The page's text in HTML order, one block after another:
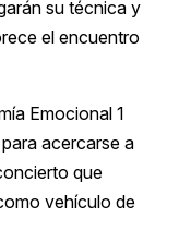
su técnica y
el encuentro
Emocional 1
acercarse a
que
vehículo de